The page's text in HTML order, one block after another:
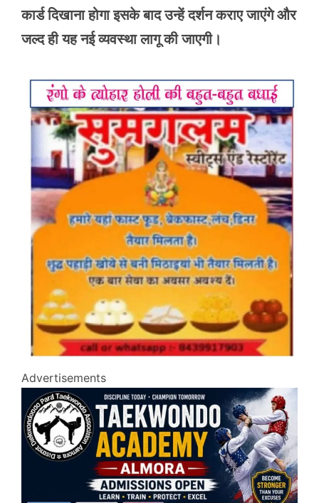
कार्ड दिखाना होगा इसके बाद उन्हें दर्शन कराए जाएंगे और
जल्द ही यह नई व्यवस्था लागू की जाएगी।
Advertisements